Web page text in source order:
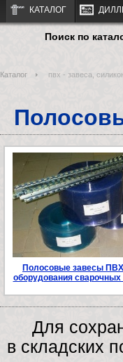
КАТАЛОГ
Поиск по
Каталог пвх - завеса,
Полосовые завесы
оборудования сварочных
Для
в складских